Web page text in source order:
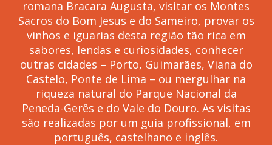
romana Bracara Augusta, visitar os Montes
Sacros do Bom Jesus e do Sameiro, provar os
vinhos e iguarias desta região tão rica em
sabores, lendas e curiosidades, conhecer
outras cidades – Porto, Guimarães, Viana do
Castelo, Ponte de Lima – ou mergulhar na
riqueza natural do Parque Nacional da
Peneda-Gerês e do Vale do Douro. As visitas
são realizadas por um guia profissional, em
português, castelhano e inglês.